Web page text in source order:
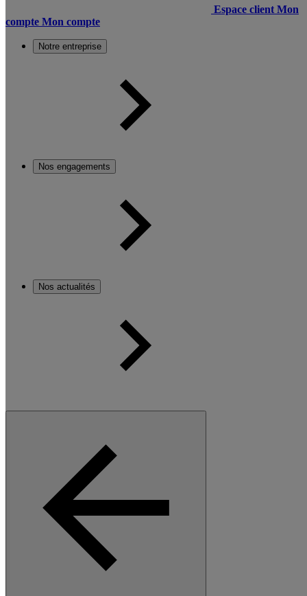
Espace client Mon
compte Mon compte
Notre entreprise
Nos engagements
Nos actualités